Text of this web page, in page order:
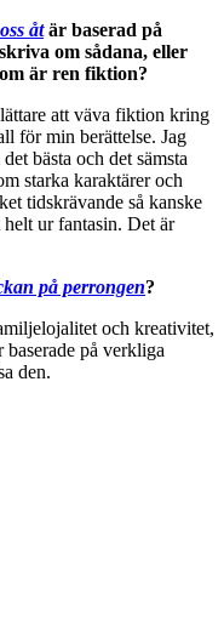
åtär baserad på
om sådana, eller
är ren fiktion?
att väva fiktion kring
för min berättelse. Jag
bästa och det sämsta
starka karaktärer och
tidskrävande så kanske
ur fantasin. Det är
på perrongen?
och kreativitet,
på verkliga
den.